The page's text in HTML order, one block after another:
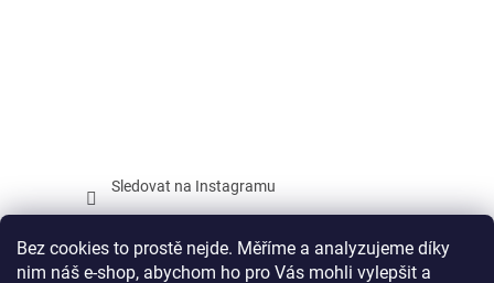
Bez cookies to prostě nejde. Měříme a analyzujeme díky
nim náš e-shop, abychom ho pro Vás mohli vylepšit a
Sledovat na Instagramu
Facebook